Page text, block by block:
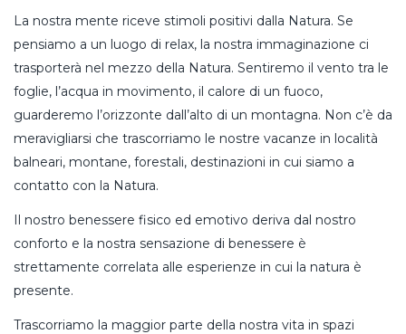
La nostra mente riceve stimoli positivi dalla Natura. Se
pensiamo a un luogo di relax, la nostra immaginazione ci
trasporterà nel mezzo della Natura. Sentiremo il vento tra le
foglie, l’acqua in movimento, il calore di un fuoco,
guarderemo l’orizzonte dall’alto di un montagna. Non c’è da
meravigliarsi che trascorriamo le nostre vacanze in località
balneari, montane, forestali, destinazioni in cui siamo a
contatto con la Natura.
Il nostro benessere fisico ed emotivo deriva dal nostro
conforto e la nostra sensazione di benessere è
strettamente correlata alle esperienze in cui la natura è
presente.
Trascorriamo la maggior parte della nostra vita in spazi